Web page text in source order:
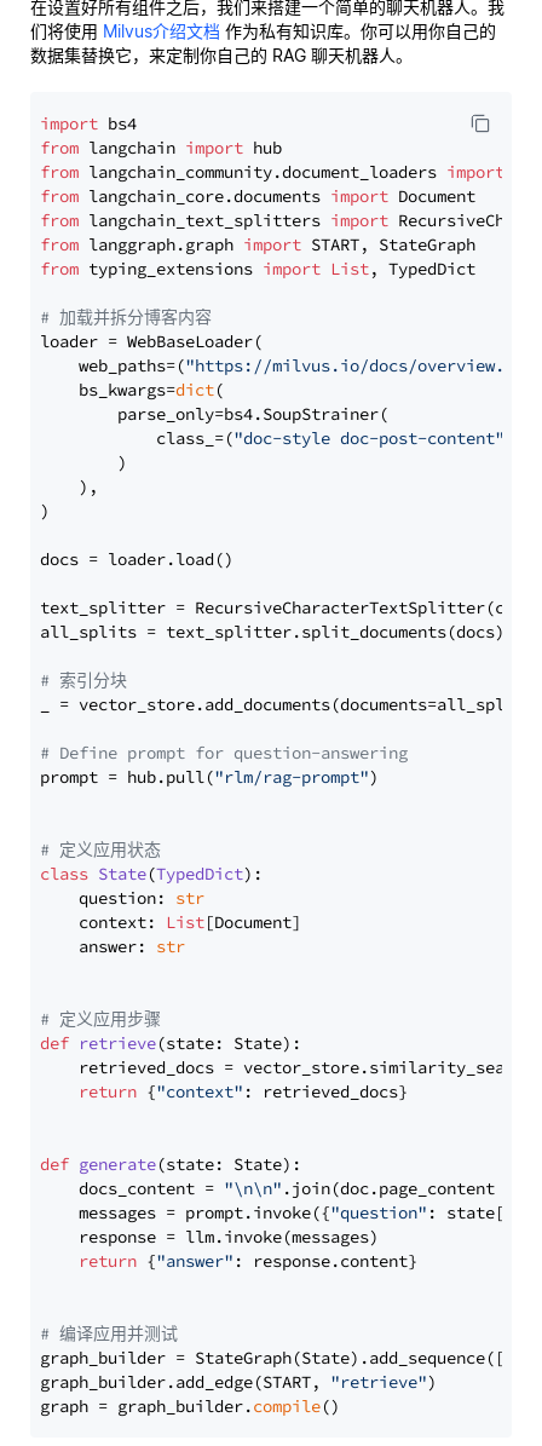
在设置好所有组件之后，我们来搭建一个简单的聊天机器人。我
们将使用 Milvus介绍文档 作为私有知识库。你可以用你自己的
数据集替换它，来定制你自己的 RAG 聊天机器人。
import
from langchain import
from langchain_community.document_loaders import
from langchain_core.documents import
from langchain_text_splitters import
from langgraph.graph import
from typing_extensions import List, TypedDict
# 加载并拆分博客内容
loader = WebBaseLoader(
    web_paths=(
"https://milvus.io/docs/overview.md"
    bs_kwargs=
dict(
        parse_only=bs4.SoupStrainer(
            class_=(
"doc-style doc-post-content"
        )
    ),
)
docs = loader.load()
text_splitter =
all_splits = text_splitter.split_documents(docs)
# 索引分块
_ = vector_store.add_documents(documents=all_splits)
# Define prompt for question-answering
prompt = hub.pull("rlm/rag-prompt")
# 定义应用状态
class State(TypedDict):
    question:
str
    context:
List[Document]
    answer:
str
# 定义应用步骤
def retrieve(state: State):
retrieved_docs =
return {"context" : retrieved_docs}
def generate(state: State):
    docs_content =
"\n\n" .join(doc.page_content
    messages = prompt.invoke({
"question" : state[
    response = llm.invoke(messages)
return {"answer" : response.content}
# 编译应用并测试
graph_builder =
graph_builder.add_edge(START, "retrieve")
graph = graph_builder.compile